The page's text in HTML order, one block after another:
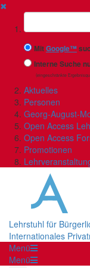
✖
Suchbegriff
MitGoogle™
Interne Suche
(eingeschränkte
Aktuelles
Personen
Georg-August-
Open Access
Open Access
Promotionen
Lehrstuhl für
Internationales
Menü
Menü